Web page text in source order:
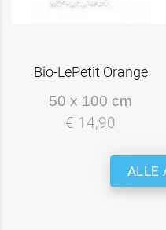
Bio-LePetit Orange
50 x 100 cm
€ 14,90
ALLE